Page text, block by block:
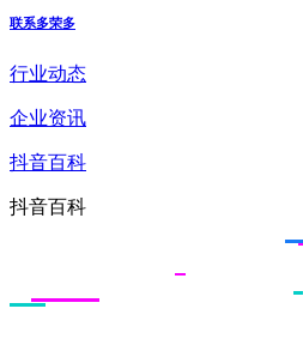
联系多荣多
行业动态
企业资讯
抖音百科
抖音百科